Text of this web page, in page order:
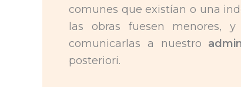
comunes que existían o una
las obras fuesen menores,
comunicarlas a nuestro
posteriori.